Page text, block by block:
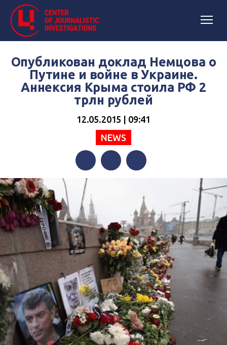
Опубликован доклад Немцова о
Путине и войне в Украине.
Аннексия Крыма стоила РФ 2
трлн рублей
12.05.2015 | 09:41
NEWS
Facebook